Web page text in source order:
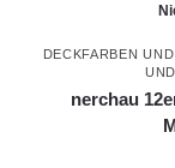
DECKFARBEN UND
nerchau